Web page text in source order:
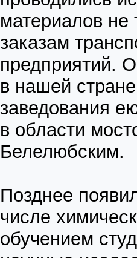
материалов не
заказам
предприятий.
в нашей
заведования
в области
Белелюбским.
Позднее
числе
обучением